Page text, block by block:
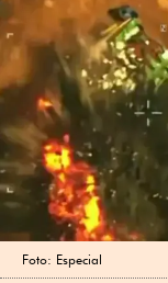
Foto: Especial